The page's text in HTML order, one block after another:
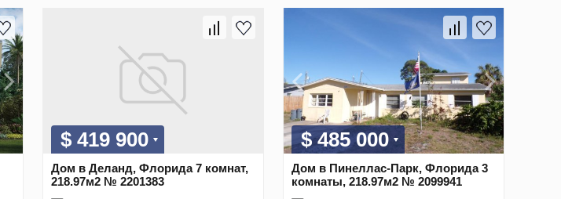
$ 419 900
Дом в Деланд, Флорида 7 комнат,
218.97м2 № 2201383
$ 485 000
Дом в Пинеллас-Парк, Флорида 3
комнаты, 218.97м2 № 2099941